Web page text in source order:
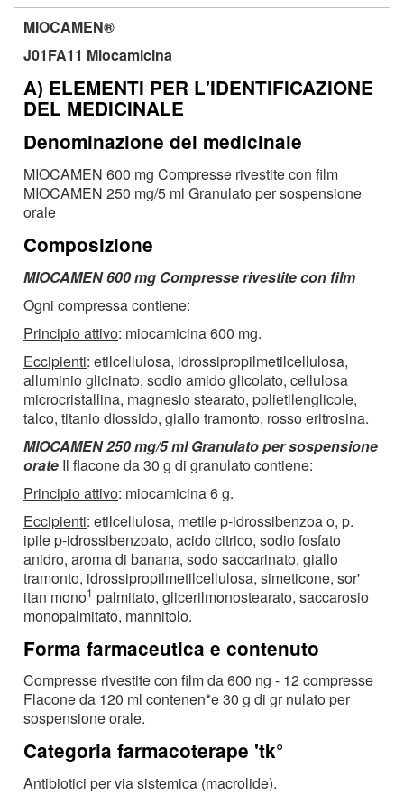
MIOCAMEN®
J01FA11 Miocamicina
A) ELEMENTI PER L'IDENTIFICAZIONE
DEL MEDICINALE
Denominazione del medicinale
MIOCAMEN 600 mg Compresse rivestite con film
MIOCAMEN 250 mg/5 ml Granulato per sospensione
orale
Composizione
MIOCAMEN 600 mg Compresse rivestite con film
Ogni compressa contiene:
Principio attivo: miocamicina 600 mg.
Eccipienti: etilcellulosa, idrossipropilmetilcellulosa,
alluminio glicinato, sodio amido glicolato, cellulosa
microcristallina, magnesio stearato, polietilenglicole,
talco, titanio diossido, giallo tramonto, rosso eritrosina.
MIOCAMEN 250 mg/5 ml Granulato per sospensione
orate Il flacone da 30 g di granulato contiene:
Principio attivo: miocamicina 6 g.
Eccipienti: etilcellulosa, metile p-idrossibenzoa o, p.
ipile p-idrossibenzoato, acido citrico, sodio fosfato
anidro, aroma di banana, sodo saccarinato, giallo
tramonto, idrossipropilmetilcellulosa, simeticone, sor'
itan mono1 palmitato, glicerilmonostearato, saccarosio
monopalmitato, mannitolo.
Forma farmaceutica e contenuto
Compresse rivestite con film da 600 ng - 12 compresse
Flacone da 120 ml contenen*e 30 g di gr nulato per
sospensione orale.
Categoria farmacoterape 'tk°
Antibiotici per via sistemica (macrolide).